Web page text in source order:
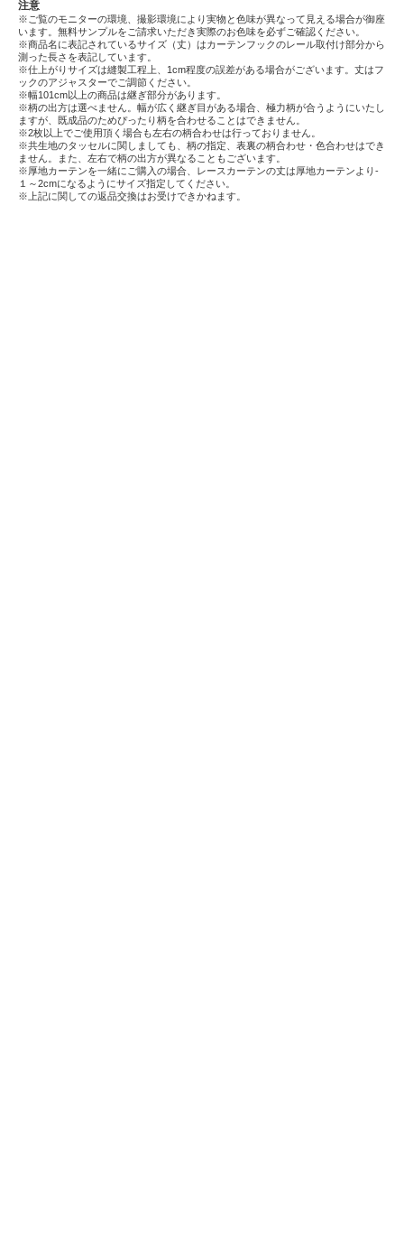
注意
※ご覧のモニターの環境、撮影環境により実物と色味が異なって見える場合が御座
います。無料サンプルをご請求いただき実際のお色味を必ずご確認ください。
※商品名に表記されているサイズ（丈）はカーテンフックのレール取付け部分から
測った長さを表記しています。
※仕上がりサイズは縫製工程上、1cm程度の誤差がある場合がございます。丈はフ
ックのアジャスターでご調節ください。
※幅101cm以上の商品は継ぎ部分があります。
※柄の出方は選べません。幅が広く継ぎ目がある場合、極力柄が合うようにいたし
ますが、既成品のためぴったり柄を合わせることはできません。
※2枚以上でご使用頂く場合も左右の柄合わせは行っておりません。
※共生地のタッセルに関しましても、柄の指定、表裏の柄合わせ・色合わせはでき
ません。また、左右で柄の出方が異なることもございます。
※厚地カーテンを一緒にご購入の場合、レースカーテンの丈は厚地カーテンより-
１～2cmになるようにサイズ指定してください。
※上記に関しての返品交換はお受けできかねます。